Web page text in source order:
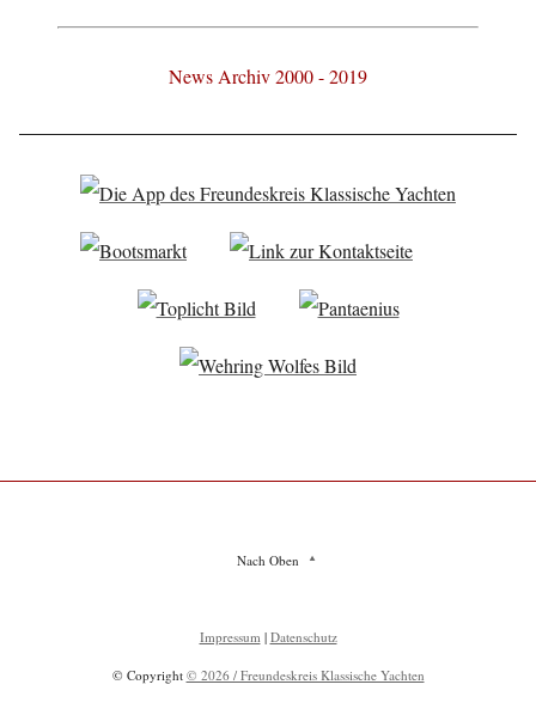
News Archiv 2000 - 2019
Nach Oben
Impressum | Datenschutz
© Copyright © 2026 / Freundeskreis Klassische Yachten